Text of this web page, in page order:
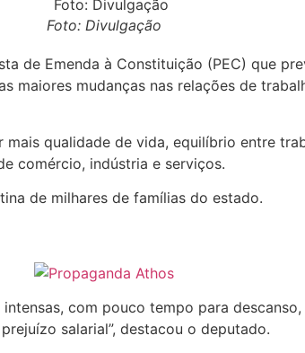
Foto: Divulgação
de Emenda à Constituição (PEC) que
maiores mudanças nas relações de
qualidade de vida, equilíbrio entre
comércio, indústria e serviços.
de milhares de famílias do estado.
com pouco tempo para
salarial”, destacou o deputado.